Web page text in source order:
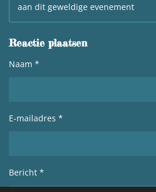
aan dit geweldige evenement
Reactie plaatsen
Naam *
E-mailadres *
Bericht *